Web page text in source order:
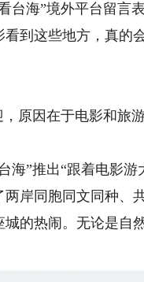
海”境外平台留言
到这些地方，真的
因在于电影和旅
”推出“跟着电影游
岸同胞同文同种、
的热闹。无论是自